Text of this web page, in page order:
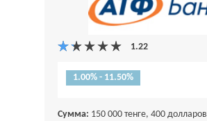
1.00% - 11.50%
Сумма: 150 000 тенге, 400 долларов